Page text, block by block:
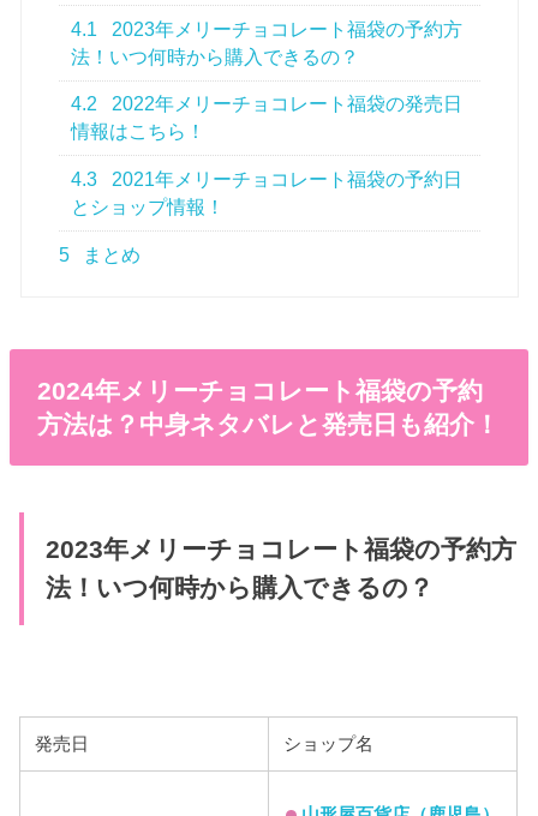
4.1
2023年メリーチョコレート福袋の予約方
法！いつ何時から購入できるの？
4.2
2022年メリーチョコレート福袋の発売日
情報はこちら！
4.3
2021年メリーチョコレート福袋の予約日
とショップ情報！
5 まとめ
2024年メリーチョコレート福袋の予約
方法は？中身ネタバレと発売日も紹介！
2023年メリーチョコレート福袋の予約方
法！いつ何時から購入できるの？
発売日 ショップ名